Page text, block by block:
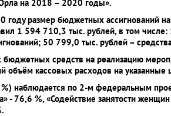
на 2018 – 2020 годы».
размер бюджетных ассигнований
1 594 710,3 тыс. рублей, в том
50 799,0 тыс. рублей –
средств на реализацию
объём кассовых расходов на
наблюдается по 2-м федеральным
76,6 %, «Содействие занятости